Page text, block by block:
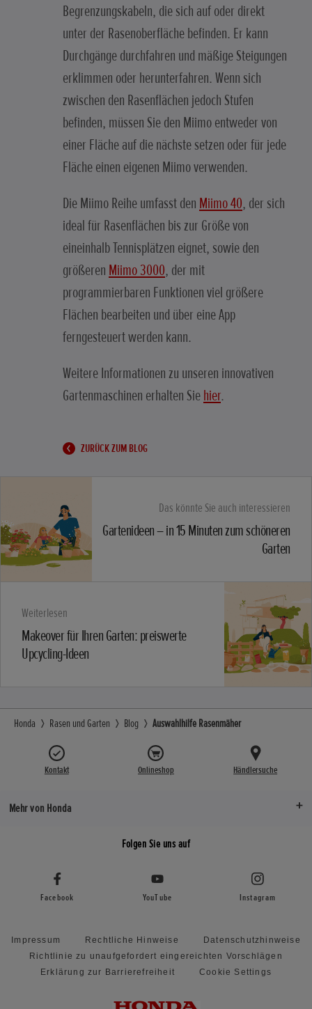
Begrenzungskabeln, die sich auf oder direkt
unter der Rasenoberfläche befinden. Er kann
Durchgänge durchfahren und mäßige Steigungen
erklimmen oder herunterfahren. Wenn sich
zwischen den Rasenflächen jedoch Stufen
befinden, müssen Sie den Miimo entweder von
einer Fläche auf die nächste setzen oder für jede
Fläche einen eigenen Miimo verwenden.
Die Miimo Reihe umfasst den Miimo 40, der sich
ideal für Rasenflächen bis zur Größe von
eineinhalb Tennisplätzen eignet, sowie den
größeren Miimo 3000, der mit
programmierbaren Funktionen viel größere
Flächen bearbeiten und über eine App
ferngesteuert werden kann.
Weitere Informationen zu unseren innovativen
Gartenmaschinen erhalten Siehier.
ZURÜCK ZUM BLOG
Das könnte Sie auch interessieren
Gartenideen – in 15 Minuten zum schöneren
Garten
Weiterlesen
Makeover für Ihren Garten: preiswerte
Upcycling-Ideen
Honda Rasen und Garten Blog Auswahlhilfe Rasenmäher
Kontakt Onlineshop Händlersuche
Mehr von Honda
Folgen Sie uns auf
Facebook YouTube Instagram
Impressum Rechtliche Hinweise
Datenschutzhinweise
Richtlinie zu unaufgefordert eingereichten Vorschlägen
Erklärung zur Barrierefreiheit
Cookie Settings